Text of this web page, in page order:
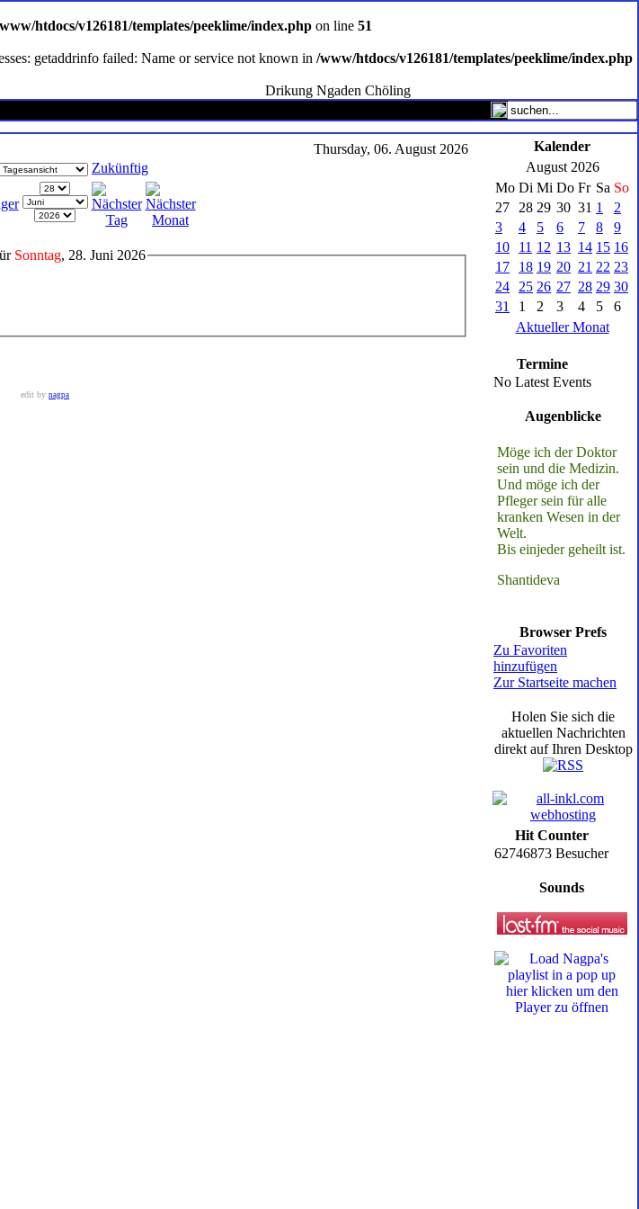
htdocs/v126181/templates/peeklime/index.php on line 51
getaddrinfo failed: Name or service not known in /www/htdocs/v126181/templates/peeklime/index.php
Drikung Ngaden Chöling
Thursday, 06. August 2026
Zukünftig
Sonntag, 28. Juni 2026
edit by nagpa
Kalender
August 2026
Mo Di Mi Do Fr Sa So
27
28 29 30 31 1
2
3
4 5 6 7 8
9
10
11 12 13 14 15 16
17
18 19 20 21 22 23
24
25 26 27 28 29 30
31
1 2 3 4 5
6
Aktueller Monat
Termine
No Latest Events
Augenblicke
Möge ich der Doktor
sein und die Medizin.
Und möge ich der
Pfleger sein für alle
kranken Wesen in der
Welt.
Bis einjeder geheilt ist.
Shantideva
Browser Prefs
Zu Favoriten
hinzufügen
Zur Startseite machen
Holen Sie sich die
aktuellen Nachrichten
direkt auf Ihren Desktop
Hit Counter
62746873 Besucher
Sounds
hier klicken um den
Player zu öffnen